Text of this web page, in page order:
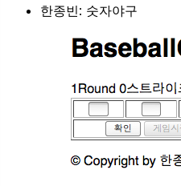
한종빈: 숫자야구